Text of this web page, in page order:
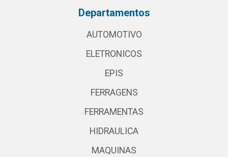
Departamentos
AUTOMOTIVO
ELETRONICOS
EPIS
FERRAGENS
FERRAMENTAS
HIDRAULICA
MAQUINAS